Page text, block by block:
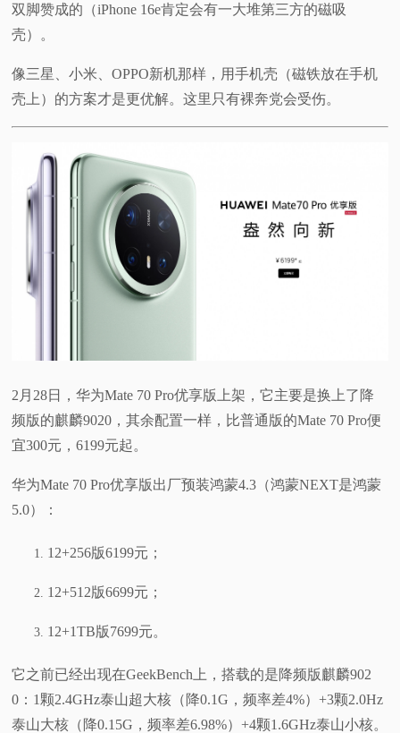
双脚赞成的（iPhone 16e肯定会有一大堆第三方的磁吸
壳）。
像三星、小米、OPPO新机那样，用手机壳（磁铁放在手机
壳上）的方案才是更优解。这里只有裸奔党会受伤。
2月28日，华为Mate 70 Pro优享版上架，它主要是换上了降
频版的麒麟9020，其余配置一样，比普通版的Mate 70 Pro便
宜300元，6199元起。
华为Mate 70 Pro优享版出厂预装鸿蒙4.3（鸿蒙NEXT是鸿蒙
5.0）：
12+256版6199元；
12+512版6699元；
12+1TB版7699元。
它之前已经出现在GeekBench上，搭载的是降频版麒麟902
0：1颗2.4GHz泰山超大核（降0.1G，频率差4%）+3颗2.0Hz
泰山大核（降0.15G，频率差6.98%）+4颗1.6GHz泰山小核。